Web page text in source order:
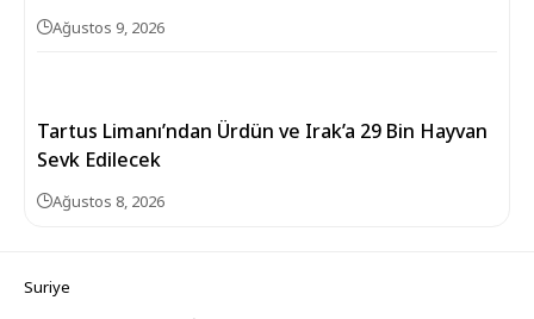
Ağustos 9, 2026
Tartus Limanı’ndan Ürdün ve Irak’a 29 Bin Hayvan
Sevk Edilecek
Ağustos 8, 2026
Suriye